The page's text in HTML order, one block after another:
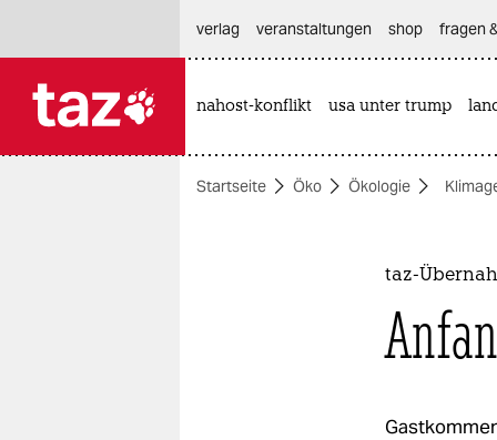
themen
verlag
veranstaltungen shop fragen
nahost-konflikt usa unter trump
Startseite Öko Ökologie
taz-